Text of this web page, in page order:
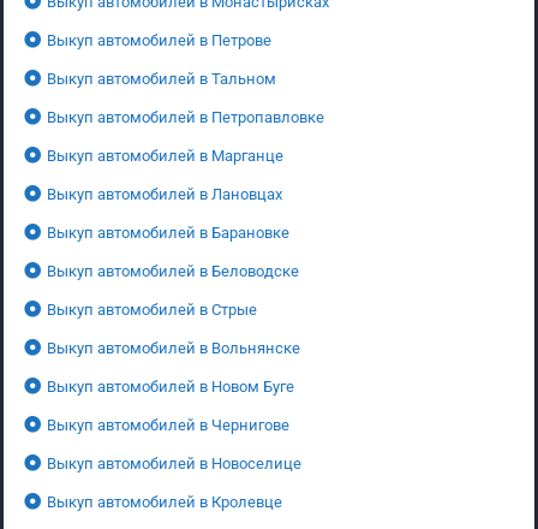
Выкуп автомобилей в Петрове
Выкуп автомобилей в Тальном
Выкуп автомобилей в Петропавловке
Выкуп автомобилей в Марганце
Выкуп автомобилей в Лановцах
Выкуп автомобилей в Барановке
Выкуп автомобилей в Беловодске
Выкуп автомобилей в Стрые
Выкуп автомобилей в Вольнянске
Выкуп автомобилей в Новом Буге
Выкуп автомобилей в Чернигове
Выкуп автомобилей в Новоселице
Выкуп автомобилей в Кролевце